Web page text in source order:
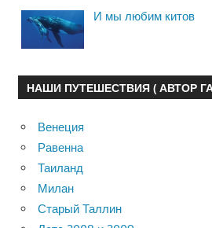
И мы любим китов
НАШИ ПУТЕШЕСТВИЯ ( АВТОР
Венеция
Равенна
Таиланд
Милан
Старый Таллин